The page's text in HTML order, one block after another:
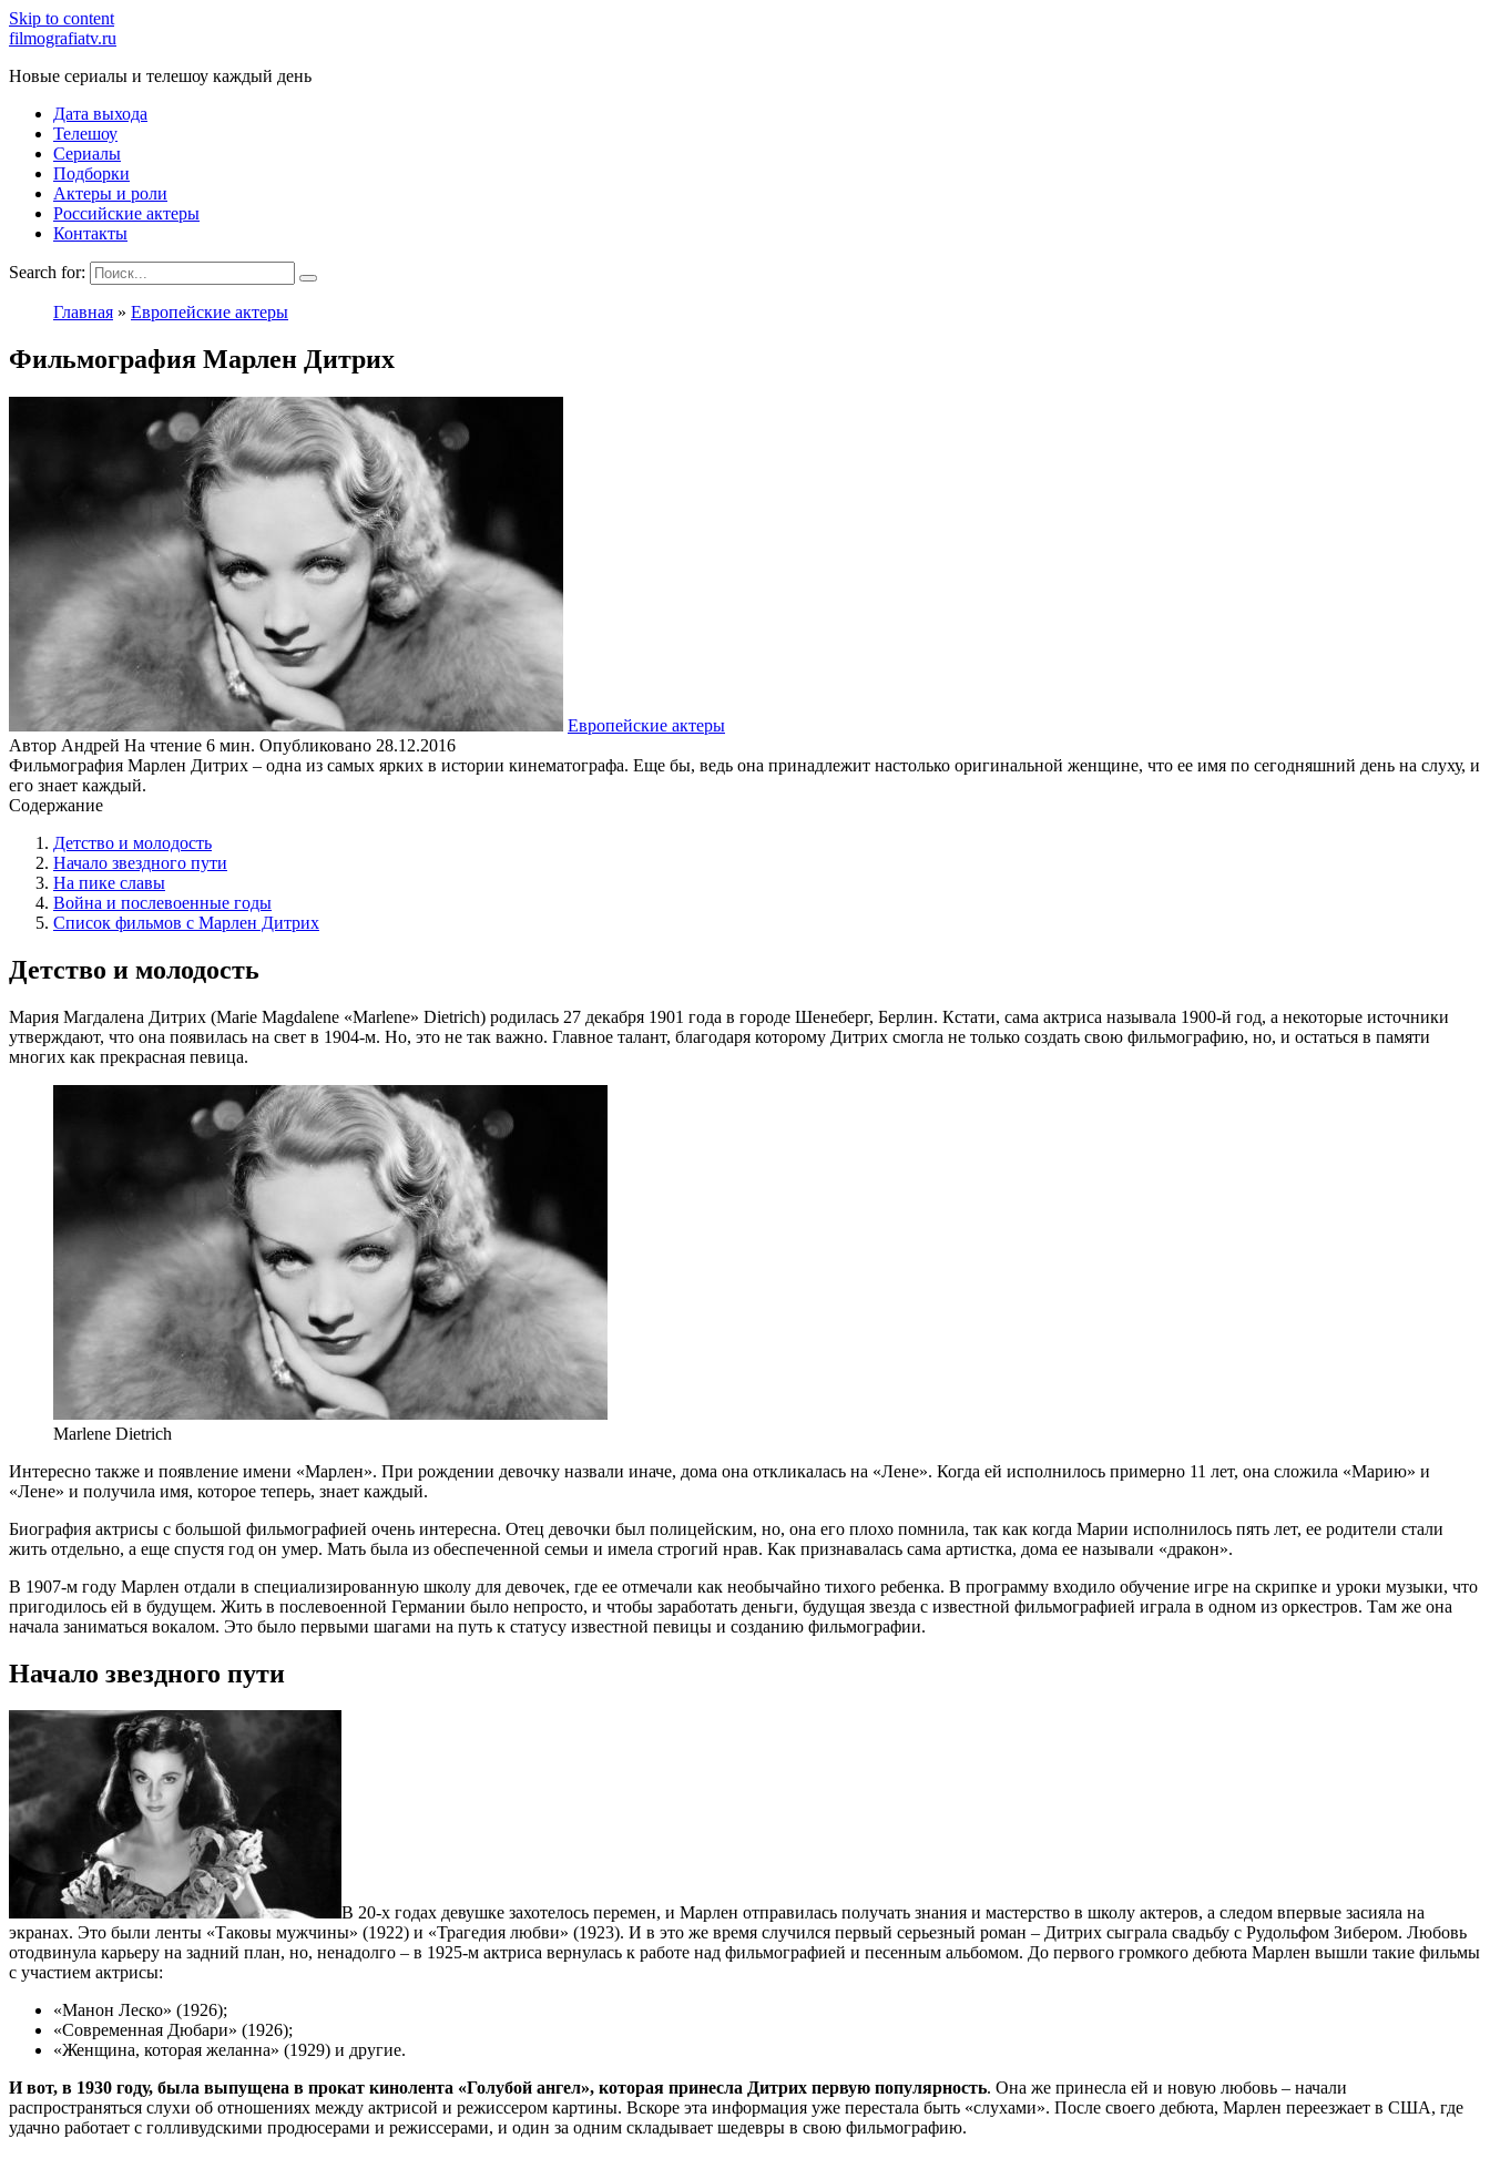
Skip to content
filmografiatv.ru
Новые сериалы и телешоу каждый день
Дата выхода
Телешоу
Сериалы
Подборки
Актеры и роли
Российские актеры
Контакты
Search for:
Главная » Европейские актеры
Фильмография Марлен Дитрих
Европейские актеры
Автор Андрей На чтение 6 мин. Опубликовано 28.12.2016
Фильмография Марлен Дитрих – одна из самых ярких в истории кинематографа. Еще бы, ведь она принадлежит настолько оригинальной женщине, что ее имя по сегодняшний день на слуху, и
его знает каждый.
Содержание
Детство и молодость
Начало звездного пути
На пике славы
Война и послевоенные годы
Список фильмов с Марлен Дитрих
Детство и молодость
Мария Магдалена Дитрих (Marie Magdalene «Marlene» Dietrich) родилась 27 декабря 1901 года в городе Шенеберг, Берлин. Кстати, сама актриса называла 1900-й год, а некоторые источники
утверждают, что она появилась на свет в 1904-м. Но, это не так важно. Главное талант, благодаря которому Дитрих смогла не только создать свою фильмографию, но, и остаться в памяти
многих как прекрасная певица.
Marlene Dietrich
Интересно также и появление имени «Марлен». При рождении девочку назвали иначе, дома она откликалась на «Лене». Когда ей исполнилось примерно 11 лет, она сложила «Марию» и
«Лене» и получила имя, которое теперь, знает каждый.
Биография актрисы с большой фильмографией очень интересна. Отец девочки был полицейским, но, она его плохо помнила, так как когда Марии исполнилось пять лет, ее родители стали
жить отдельно, а еще спустя год он умер. Мать была из обеспеченной семьи и имела строгий нрав. Как признавалась сама артистка, дома ее называли «дракон».
В 1907-м году Марлен отдали в специализированную школу для девочек, где ее отмечали как необычайно тихого ребенка. В программу входило обучение игре на скрипке и уроки музыки, что
пригодилось ей в будущем. Жить в послевоенной Германии было непросто, и чтобы заработать деньги, будущая звезда с известной фильмографией играла в одном из оркестров. Там же она
начала заниматься вокалом. Это было первыми шагами на путь к статусу известной певицы и созданию фильмографии.
Начало звездного пути
В 20-х годах девушке захотелось перемен, и Марлен отправилась получать знания и мастерство в школу актеров, а следом впервые засияла на
экранах. Это были ленты «Таковы мужчины» (1922) и «Трагедия любви» (1923). И в это же время случился первый серьезный роман – Дитрих сыграла свадьбу с Рудольфом Зибером. Любовь
отодвинула карьеру на задний план, но, ненадолго – в 1925-м актриса вернулась к работе над фильмографией и песенным альбомом. До первого громкого дебюта Марлен вышли такие фильмы
с участием актрисы:
«Манон Леско» (1926);
«Современная Дюбари» (1926);
«Женщина, которая желанна» (1929) и другие.
И вот, в 1930 году, была выпущена в прокат кинолента «Голубой ангел», которая принесла Дитрих первую популярность. Она же принесла ей и новую любовь – начали
распространяться слухи об отношениях между актрисой и режиссером картины. Вскоре эта информация уже перестала быть «слухами». После своего дебюта, Марлен переезжает в США, где
удачно работает с голливудскими продюсерами и режиссерами, и один за одним складывает шедевры в свою фильмографию.